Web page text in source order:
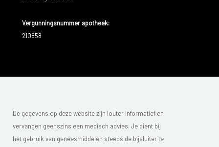
Vergunningsnummer apotheek:
210858
De gegevens op deze website zijn louter informatief en
vervangen geenszins een medisch advies. Je dient bij
het gebruik van geneesmiddelen steeds de bijsluiter te